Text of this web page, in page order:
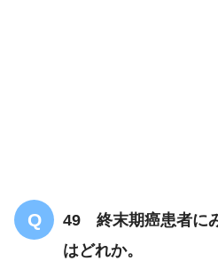
49 終末期癌患者に
はどれか。